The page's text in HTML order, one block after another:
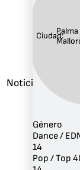
Noticias
Ciudad:Palma
Género
Dance /
14
Pop / Top